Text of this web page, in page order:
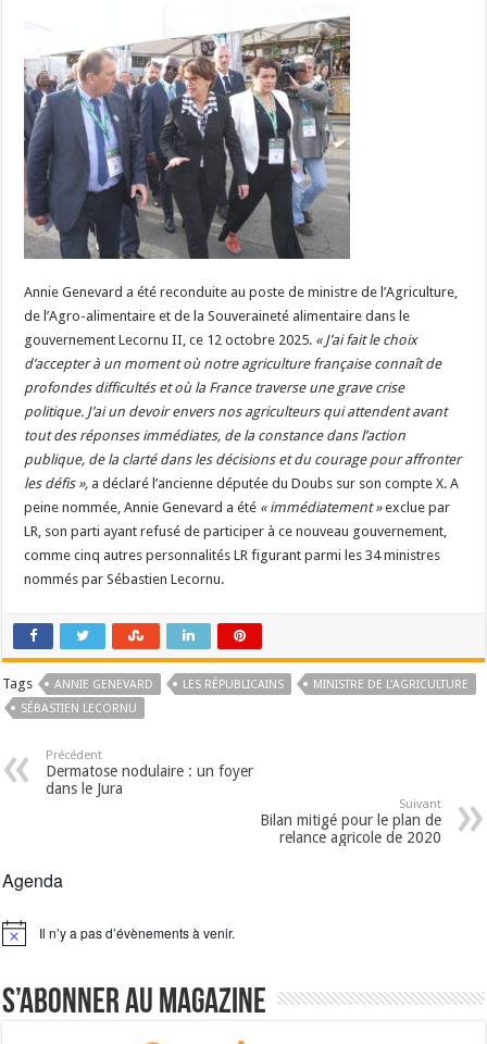
Un été fructueux pour Lactalis
Annie Genevard a été reconduite au poste de ministre de l’Agriculture,
de l’Agro-alimentaire et de la Souveraineté alimentaire dans le
gouvernement Lecornu II, ce 12 octobre 2025. « J’ai fait le choix
d’accepter à un moment où notre agriculture française connaît de
profondes difficultés et où la France traverse une grave crise
politique. J’ai un devoir envers nos agriculteurs qui attendent avant
tout des réponses immédiates, de la constance dans l’action
publique, de la clarté dans les décisions et du courage pour affronter
les défis », a déclaré l’ancienne députée du Doubs sur son compte X. A
peine nommée, Annie Genevard a été « immédiatement »exclue par
LR, son parti ayant refusé de participer à ce nouveau gouvernement,
comme cinq autres personnalités LR figurant parmi les 34 ministres
nommés par Sébastien Lecornu.
Tags ANNIE GENEVARD LES RÉPUBLICAINS
MINISTRE DE L'AGRICULTURE
SÉBASTIEN LECORNU
Précédent
Dermatose nodulaire : un foyer
dans le Jura
Suivant
Bilan mitigé pour le plan de
relance agricole de 2020
Agenda
Notice Il n’y a pas d’évènements à venir.
S’abonner au magazine